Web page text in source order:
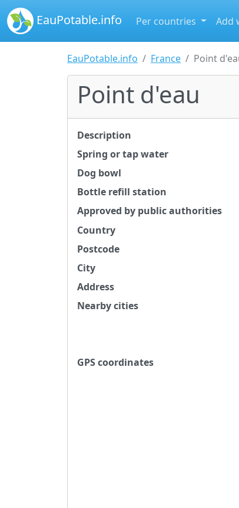
EauPotable.info Per countries Add
EauPotable.info France Point
Point d'eau
Description
Spring or tap water
Dog bowl
Bottle refill station
Approved by public authorities
Country
Postcode
City
Address
Nearby cities
GPS coordinates